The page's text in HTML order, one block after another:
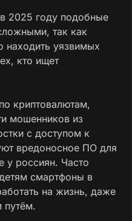
в 2025 году подобные
так как
находить уязвимых
кто ищет
криптовалютам,
мошенников из
с доступом к
вредоносное ПО для
у россиян. Часто
смартфоны в
на жизнь, даже
путём.